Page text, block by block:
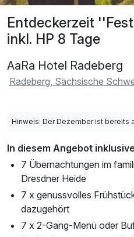
Entdeckerzeit
inkl. HP 8 Tage
AaRa Hotel Radeberg
Radeberg, Sächsische
Hinweis: Der Dezember ist bereits
In diesem Angebot inklusive
7 Übernachtungen im
Dresdner Heide
7 x genussvolles
dazugehört
7 x 2-Gang-Menü oder